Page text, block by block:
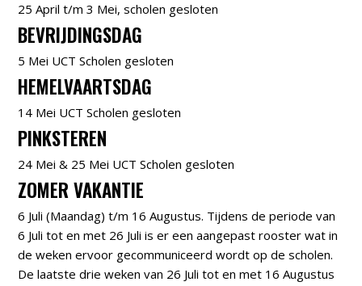
25 April t/m 3 Mei, scholen gesloten
BEVRIJDINGSDAG
5 Mei UCT Scholen gesloten
HEMELVAARTSDAG
14 Mei UCT Scholen gesloten
PINKSTEREN
24 Mei & 25 Mei UCT Scholen gesloten
ZOMER VAKANTIE
6 Juli (Maandag) t/m 16 Augustus. Tijdens de periode van
6 Juli tot en met 26 Juli is er een aangepast rooster wat in
de weken ervoor gecommuniceerd wordt op de scholen.
De laatste drie weken van 26 Juli tot en met 16 Augustus